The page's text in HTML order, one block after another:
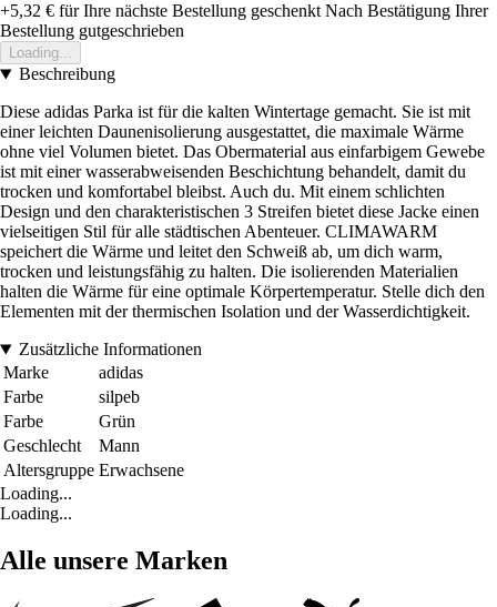
+5,32 € für Ihre nächste Bestellung geschenkt Nach Bestätigung Ihrer
Bestellung gutgeschrieben
Loading...
Beschreibung
Diese adidas Parka ist für die kalten Wintertage gemacht. Sie ist mit
einer leichten Daunenisolierung ausgestattet, die maximale Wärme
ohne viel Volumen bietet. Das Obermaterial aus einfarbigem Gewebe
ist mit einer wasserabweisenden Beschichtung behandelt, damit du
trocken und komfortabel bleibst. Auch du. Mit einem schlichten
Design und den charakteristischen 3 Streifen bietet diese Jacke einen
vielseitigen Stil für alle städtischen Abenteuer. CLIMAWARM
speichert die Wärme und leitet den Schweiß ab, um dich warm,
trocken und leistungsfähig zu halten. Die isolierenden Materialien
halten die Wärme für eine optimale Körpertemperatur. Stelle dich den
Elementen mit der thermischen Isolation und der Wasserdichtigkeit.
Zusätzliche Informationen
Marke
adidas
Farbe
silpeb
Farbe
Grün
Geschlecht
Mann
Altersgruppe Erwachsene
Loading...
Loading...
Alle unsere Marken